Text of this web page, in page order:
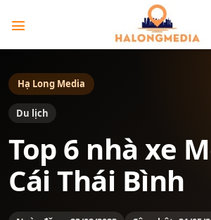
qua
Hạ Long Media
Du lịch
Top 6 nhà xe
Cái Thái Bình